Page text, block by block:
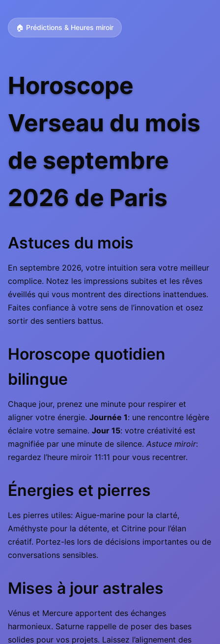
🏠 Prédictions & Heures miroir
Horoscope
Verseau du mois
de septembre
2026 de Paris
Astuces du mois
En septembre 2026, votre intuition sera votre meilleur
complice. Notez les impressions subites et les rêves
éveillés qui vous montrent des directions inattendues.
Faites confiance à votre sens de l’innovation et osez
sortir des sentiers battus.
Horoscope quotidien
bilingue
Chaque jour, prenez une minute pour respirer et
aligner votre énergie. Journée 1: une rencontre légère
éclaire votre semaine. Jour 15: votre créativité est
magnifiée par une minute de silence. Astuce miroir:
regardez l’heure miroir 11:11 pour vous recentrer.
Énergies et pierres
Les pierres utiles: Aigue-marine pour la clarté,
Améthyste pour la détente, et Citrine pour l’élan
créatif. Portez-les lors de décisions importantes ou de
conversations sensibles.
Mises à jour astrales
Vénus et Mercure apportent des échanges
harmonieux. Saturne rappelle de poser des bases
solides pour vos projets. Laissez l’alignement des